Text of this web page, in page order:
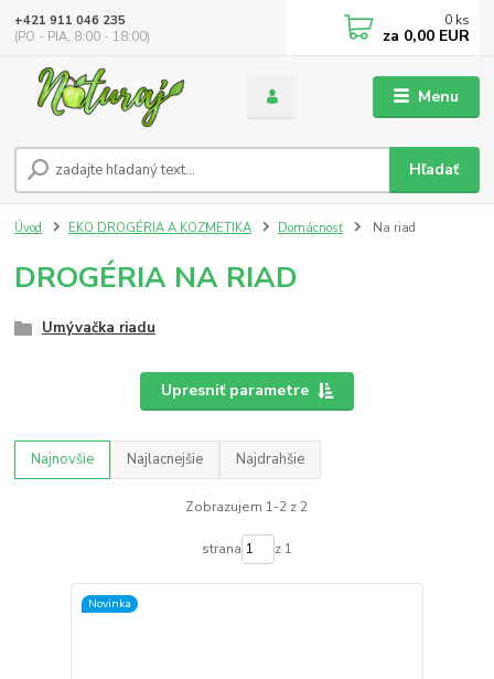
Menu
Hľadať
+421 911 046 235
(PO - PIA, 8:00 - 18:00)
0 ks
za 0,00 EUR
Úvod EKO DROGÉRIA A KOZMETIKA Domácnosť Na riad
DROGÉRIA NA RIAD
Umývačka riadu
Upresniť parametre
Najnovšie Najlacnejšie Najdrahšie
Zobrazujem 1-2 z 2
strana z 1
Novinka